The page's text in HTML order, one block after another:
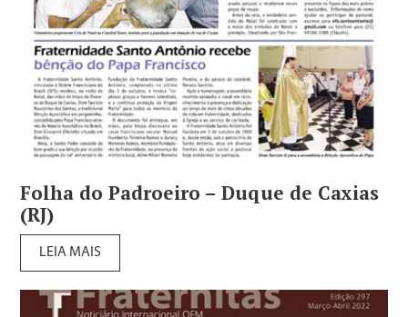
Folha do Padroeiro – Duque de Caxias
(RJ)
LEIA MAIS